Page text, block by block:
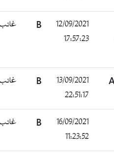
12/09/2021
17:57:23
غائب
13/09/2021
22:51:17
غائب
16/09/2021
11:23:52
غائب